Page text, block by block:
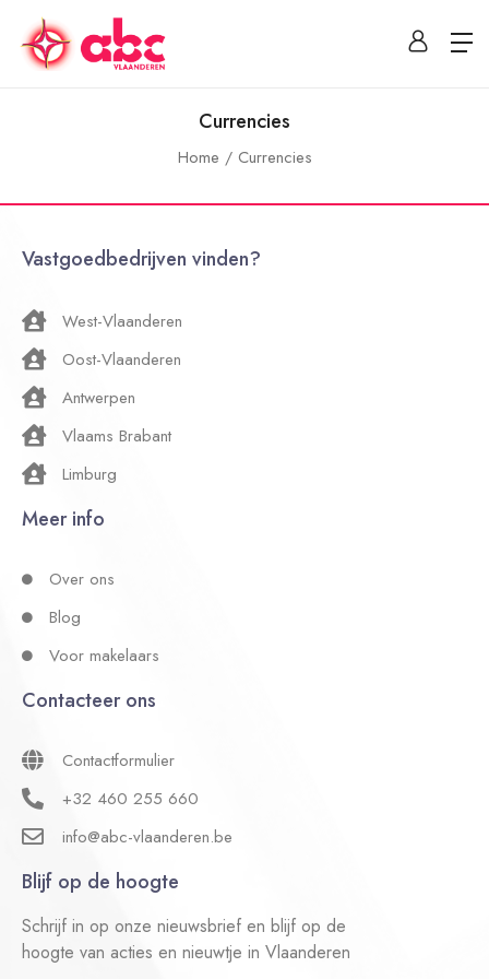
Currencies
Home Currencies
Vastgoedbedrijven vinden?
West-Vlaanderen
Oost-Vlaanderen
Antwerpen
Vlaams Brabant
Limburg
Meer info
Over ons
Blog
Voor makelaars
Contacteer ons
Contactformulier
+32 460 255 660
info@abc-vlaanderen.be
Blijf op de hoogte
Schrijf in op onze nieuwsbrief en blijf op de
hoogte van acties en nieuwtje in Vlaanderen